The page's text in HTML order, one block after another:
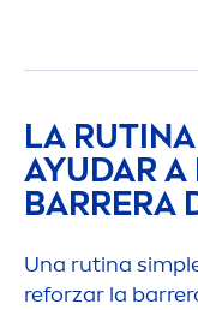
LA
AYUDAR A
BARRERA
Una rutina
reforzar la